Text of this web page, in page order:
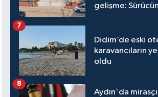
gelişme:
Didim’de eski
karavancıların
oldu
7
Aydın'da
8